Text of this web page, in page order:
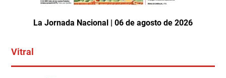
La Jornada Nacional | 06 de agosto de 2026
Vitral